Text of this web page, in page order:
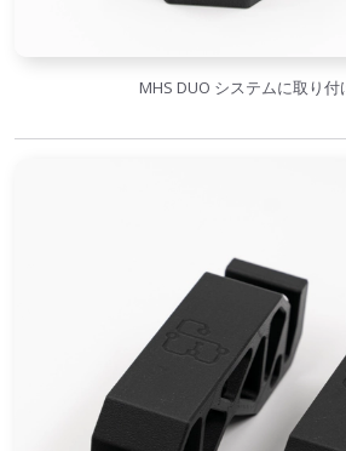
MHS DUO システムに取り付